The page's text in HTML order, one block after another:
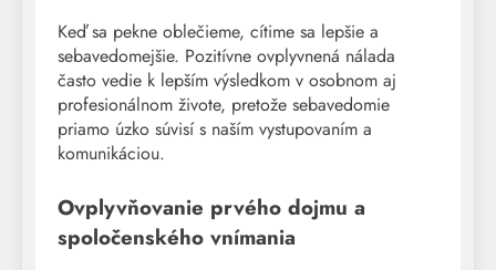
Keď sa pekne oblečieme, cítime sa lepšie a
sebavedomejšie. Pozitívne ovplyvnená nálada
často vedie k lepším výsledkom v osobnom aj
profesionálnom živote, pretože sebavedomie
priamo úzko súvisí s naším vystupovaním a
komunikáciou.
Ovplyvňovanie prvého dojmu a
spoločenského vnímania